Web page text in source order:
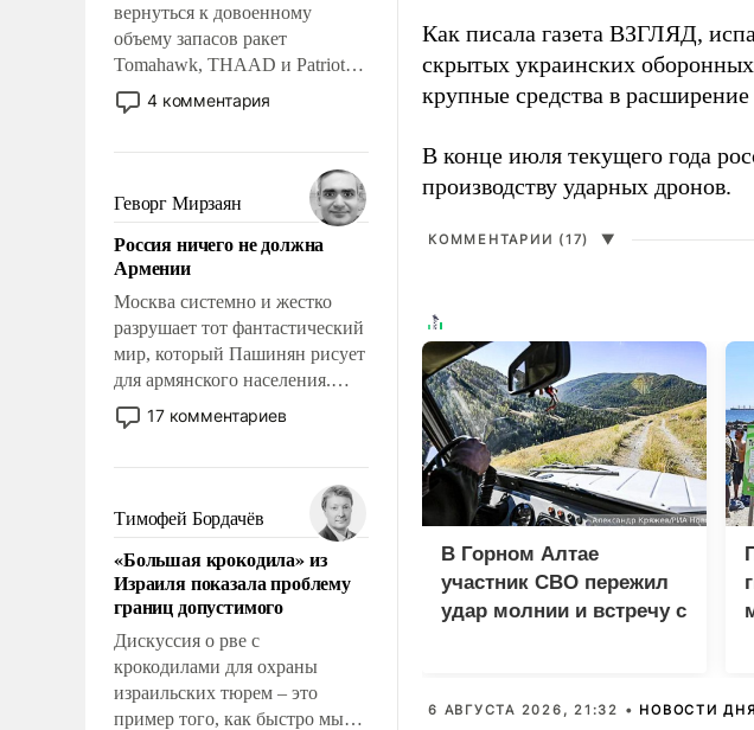
вернуться к довоенному
объему запасов ракет
Tomahawk, THAAD и Patriot
США потребуется более трех
лет. Даже небольшая война с
Сложившаяся ситуация
означает многолетний период
уязвимости США, например,
перед Китаем.
4 комментария
Геворг Мирзаян
Россия ничего не должна
Армении
Москва системно и жестко
разрушает тот фантастический
мир, который Пашинян рисует
для армянского населения.
Мир, где политические
прожекты будут безусловно
налогоплательщиков и где
Еревану за свои поступки не
нужно отвечать.
17 комментариев
Тимофей Бордачёв
«Большая крокодила» из
Израиля показала проблему
границ допустимого
Дискуссия о рве с
крокодилами для охраны
израильских тюрем – это
пример того, как быстро мы
Как писала газета ВЗГЛЯД,
скрытых украинских
крупные средства в
В конце июля текущего года
производству ударных дронов.
КОММЕНТАРИИ (17) ▼
В Горном Алтае
участник СВО пережил
удар молнии и встречу с
6 АВГУСТА 2026, 21:32 • НОВОСТИ ДНЯ